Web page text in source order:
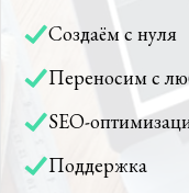
Создаём с нуля
Переносим с
SEO-
Поддержка